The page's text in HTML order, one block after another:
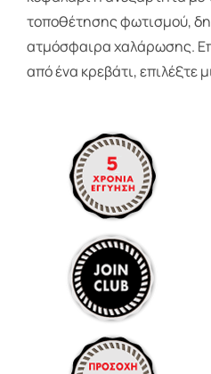
τοποθέτησης φωτισμού,
ατμόσφαιρα χαλάρωσης.
από ένα κρεβάτι, επιλέξτε